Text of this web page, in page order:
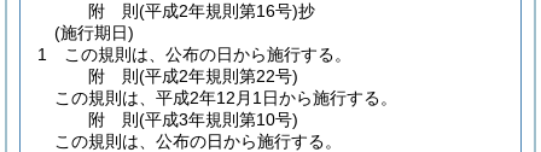
附 則(平成2年規則第16号)抄
(施行期日)
1
この規則は、公布の日から施行する。
附 則(平成2年規則第22号)
この規則は、平成2年12月1日から施行する。
附 則(平成3年規則第10号)
この規則は、公布の日から施行する。